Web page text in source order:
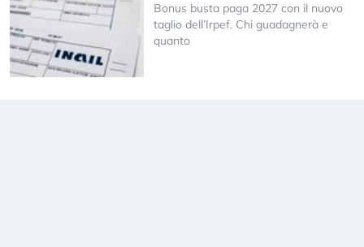
Bonus busta paga 2027 con il nuovo
taglio dell’Irpef. Chi guadagnerà e
quanto